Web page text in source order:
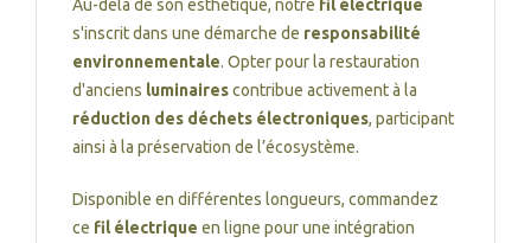
Au-delà de son esthétique, notre fil électrique
s'inscrit dans une démarche de responsabilité
environnementale. Opter pour la restauration
d'anciens luminairescontribue activement à la
réduction des déchets électroniques, participant
ainsi à la préservation de l’écosystème.
Disponible en différentes longueurs, commandez
ce fil électrique en ligne pour une intégration